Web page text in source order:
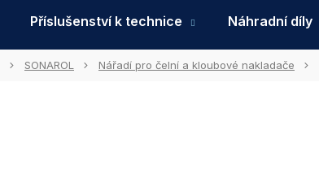
Příslušenství k technice Náhradní díly
SONAROL Nářadí pro čelní a kloubové nakladače